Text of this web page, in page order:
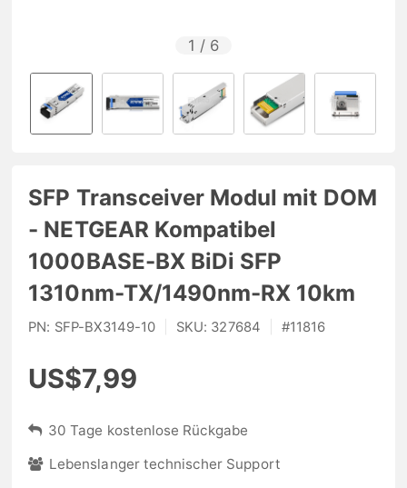
1 / 6
SFP Transceiver Modul mit DOM
- NETGEAR Kompatibel
1000BASE-BX BiDi SFP
1310nm-TX/1490nm-RX 10km
PN: SFP-BX3149-10 SKU: 327684 #11816
US$7,99
30 Tage kostenlose Rückgabe
Lebenslanger technischer Support